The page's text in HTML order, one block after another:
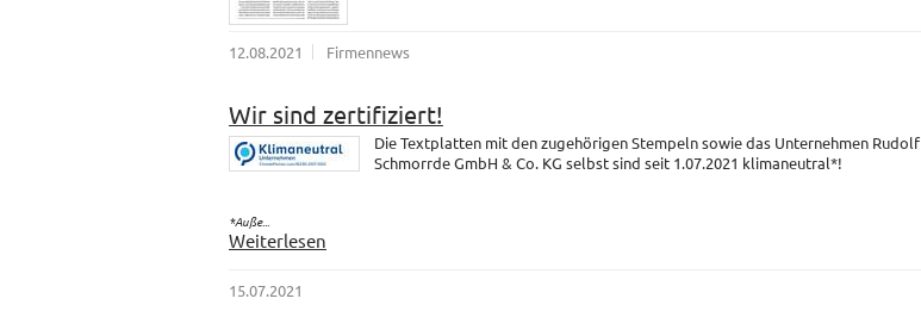
12.08.2021 Firmennews
Wir sind zertifiziert!
Die Textplatten mit den zugehörigen Stempeln sowie das Unternehmen Rudolf
Schmorrde GmbH & Co. KG selbst sind seit 1.07.2021 klimaneutral*!
*Auße...
Weiterlesen
15.07.2021